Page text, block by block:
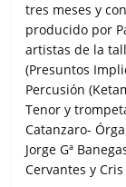
tres meses y
producido por
artistas de la
(Presuntos
Percusión
Tenor y
Catanzaro-
Jorge Gª
Cervantes y